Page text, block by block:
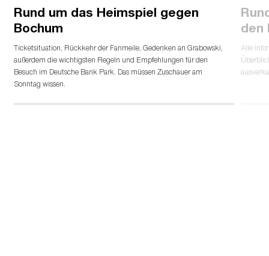
Rund um das Heimspiel gegen
Bochum
Ticketsituation, Rückkehr der Fanmeile, Gedenken an Grabowski,
außerdem die wichtigsten Regeln und Empfehlungen für den
Besuch im Deutsche Bank Park. Das müssen Zuschauer am
Sonntag wissen.
den
Alle